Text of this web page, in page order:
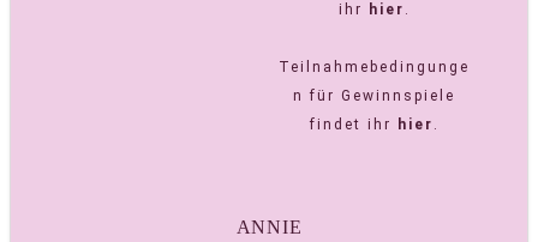
ihr
hier .
Teilnahmebedingunge
n für Gewinnspiele
findet ihr
hier .
ANNIE